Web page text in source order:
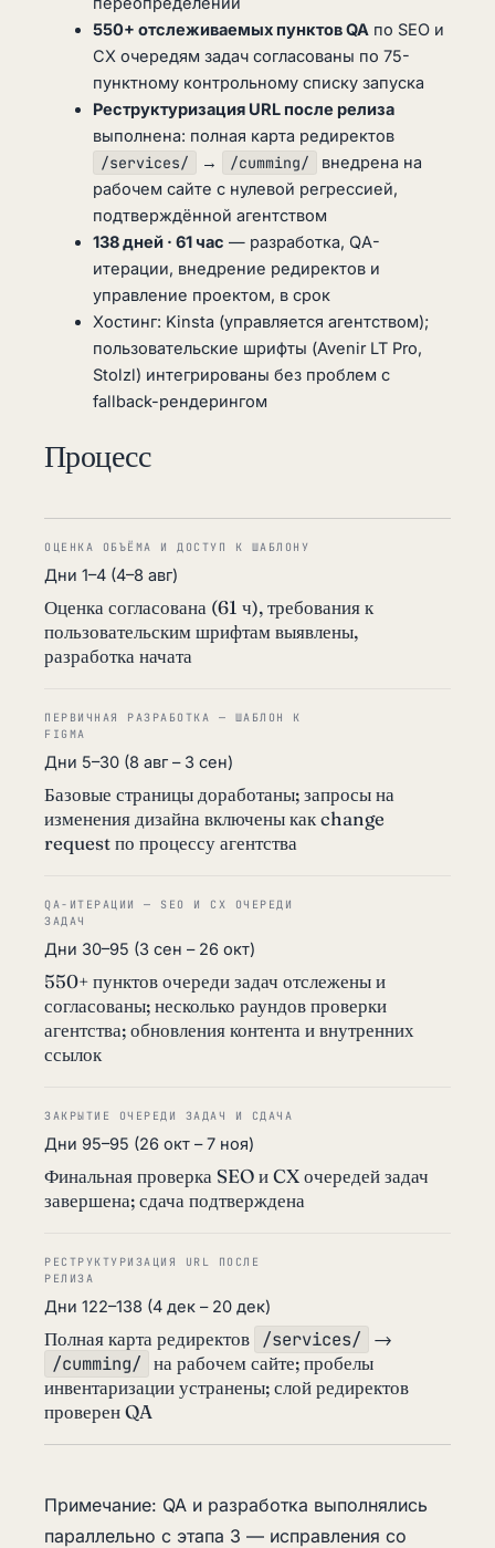
550+ отслеживаемых пунктов QAпо SEO и
CX очередям задач согласованы по 75-
пунктному контрольному списку запуска
Реструктуризация URL после релиза
выполнена: полная карта редиректов
/services/
→ /cumming/
внедрена на
рабочем сайте с нулевой регрессией,
подтверждённой агентством
138 дней · 61 час — разработка, QA-
итерации, внедрение редиректов и
управление проектом, в срок
Хостинг: Kinsta (управляется агентством);
пользовательские шрифты (Avenir LT Pro,
Stolzl) интегрированы без проблем с
fallback-рендерингом
Процесс
ОЦЕНКА ОБЪЁМА И ДОСТУП К ШАБЛОНУ
Дни 1–4 (4–8 авг)
Оценка согласована (61 ч), требования к
пользовательским шрифтам выявлены,
разработка начата
ПЕРВИЧНАЯ РАЗРАБОТКА — ШАБЛОН К
FIGMA
Дни 5–30 (8 авг – 3 сен)
Базовые страницы доработаны; запросы на
изменения дизайна включены как change
request по процессу агентства
QA-ИТЕРАЦИИ — SEO И CX ОЧЕРЕДИ
ЗАДАЧ
Дни 30–95 (3 сен – 26 окт)
550+ пунктов очереди задач отслежены и
согласованы; несколько раундов проверки
агентства; обновления контента и внутренних
ссылок
ЗАКРЫТИЕ ОЧЕРЕДИ ЗАДАЧ И СДАЧА
Дни 95–95 (26 окт – 7 ноя)
Финальная проверка SEO и CX очередей задач
завершена; сдача подтверждена
РЕСТРУКТУРИЗАЦИЯ URL ПОСЛЕ
РЕЛИЗА
Дни 122–138 (4 дек – 20 дек)
Полная карта редиректов /services/
→
/cumming/ на рабочем сайте; пробелы
инвентаризации устранены; слой редиректов
проверен QA
Примечание: QA и разработка выполнялись
параллельно с этапа 3 — исправления со